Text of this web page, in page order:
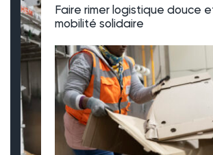
Faire rimer logistique douce
mobilité solidaire